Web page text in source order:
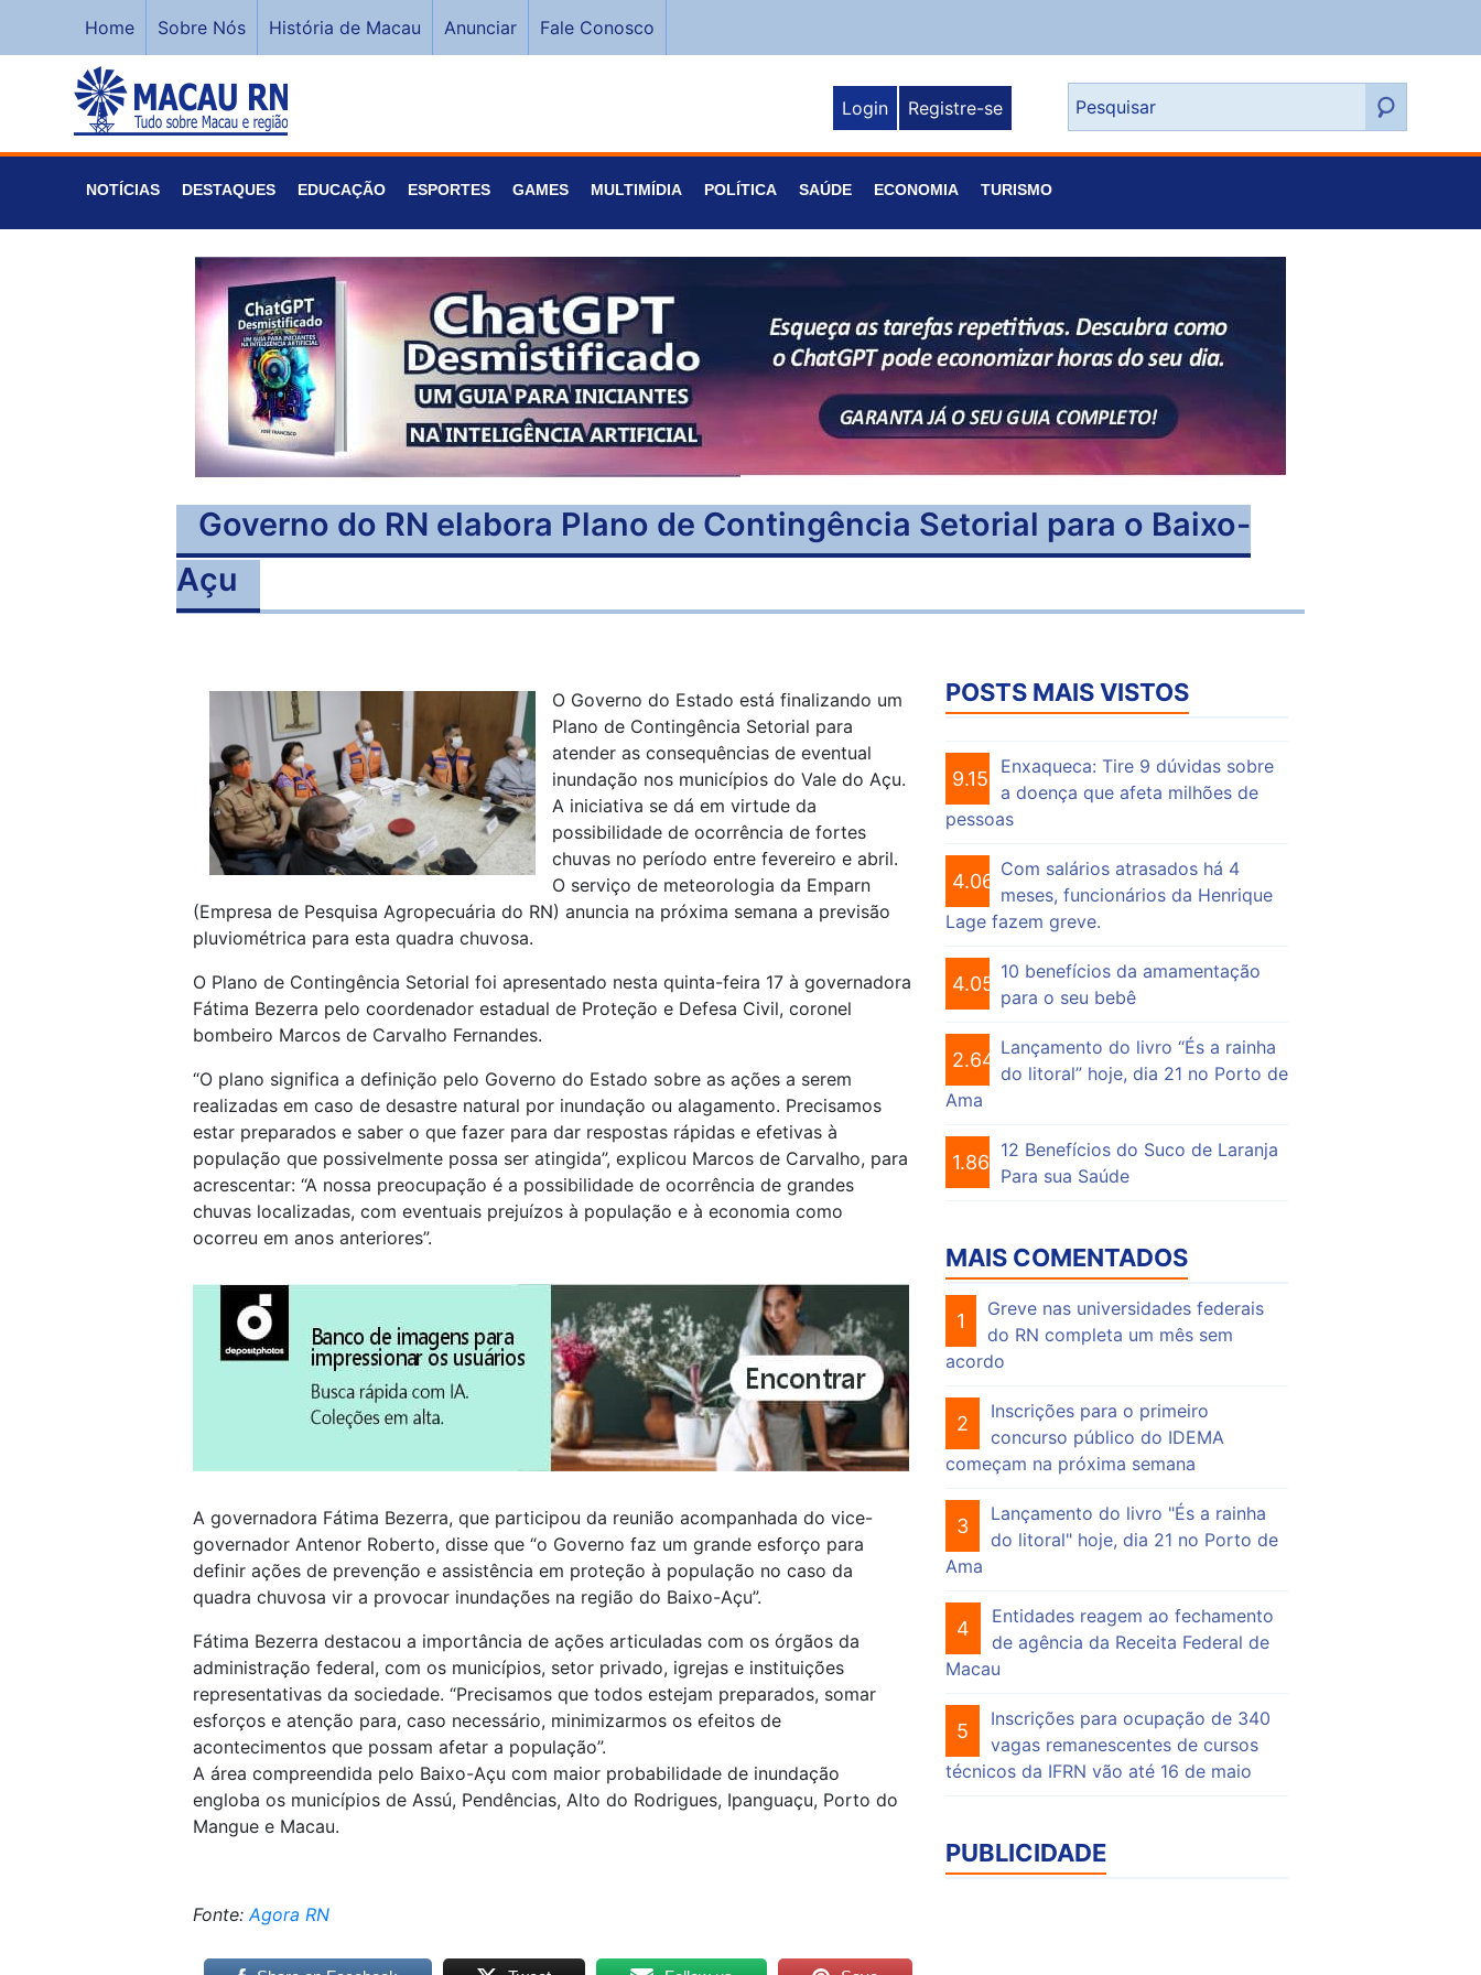
Home Sobre Nós História de Macau Anunciar Fale Conosco
Login Registre-se
NOTÍCIAS DESTAQUES EDUCAÇÃO ESPORTES GAMES MULTIMÍDIA POLÍTICA SAÚDE ECONOMIA TURISMO
Governo do RN elabora Plano de Contingência Setorial para o Baixo-
Açu
O Governo do Estado está finalizando um
Plano de Contingência Setorial para
atender as consequências de eventual
inundação nos municípios do Vale do Açu.
A iniciativa se dá em virtude da
possibilidade de ocorrência de fortes
chuvas no período entre fevereiro e abril.
O serviço de meteorologia da Emparn
(Empresa de Pesquisa Agropecuária do RN) anuncia na próxima semana a previsão
pluviométrica para esta quadra chuvosa.
O Plano de Contingência Setorial foi apresentado nesta quinta-feira 17 à governadora
Fátima Bezerra pelo coordenador estadual de Proteção e Defesa Civil, coronel
bombeiro Marcos de Carvalho Fernandes.
“O plano significa a definição pelo Governo do Estado sobre as ações a serem
realizadas em caso de desastre natural por inundação ou alagamento. Precisamos
estar preparados e saber o que fazer para dar respostas rápidas e efetivas à
população que possivelmente possa ser atingida”, explicou Marcos de Carvalho, para
acrescentar: “A nossa preocupação é a possibilidade de ocorrência de grandes
chuvas localizadas, com eventuais prejuízos à população e à economia como
ocorreu em anos anteriores”.
A governadora Fátima Bezerra, que participou da reunião acompanhada do vice-
governador Antenor Roberto, disse que “o Governo faz um grande esforço para
definir ações de prevenção e assistência em proteção à população no caso da
quadra chuvosa vir a provocar inundações na região do Baixo-Açu”.
Fátima Bezerra destacou a importância de ações articuladas com os órgãos da
administração federal, com os municípios, setor privado, igrejas e instituições
representativas da sociedade. “Precisamos que todos estejam preparados, somar
esforços e atenção para, caso necessário, minimizarmos os efeitos de
acontecimentos que possam afetar a população”.
A área compreendida pelo Baixo-Açu com maior probabilidade de inundação
engloba os municípios de Assú, Pendências, Alto do Rodrigues, Ipanguaçu, Porto do
Mangue e Macau.
Fonte:Agora RN
POSTS MAIS VISTOS
9.150
Enxaqueca: Tire 9 dúvidas sobre
a doença que afeta milhões de
pessoas
4.068
Com salários atrasados há 4
meses, funcionários da Henrique
Lage fazem greve.
4.052
10 benefícios da amamentação
para o seu bebê
2.642
Lançamento do livro “És a rainha
do litoral” hoje, dia 21 no Porto de
Ama
1.860
12 Benefícios do Suco de Laranja
Para sua Saúde
MAIS COMENTADOS
1
Greve nas universidades federais
do RN completa um mês sem
acordo
2
Inscrições para o primeiro
concurso público do IDEMA
começam na próxima semana
3
Lançamento do livro "És a rainha
do litoral" hoje, dia 21 no Porto de
Ama
4
Entidades reagem ao fechamento
de agência da Receita Federal de
Macau
5
Inscrições para ocupação de 340
vagas remanescentes de cursos
técnicos da IFRN vão até 16 de maio
PUBLICIDADE